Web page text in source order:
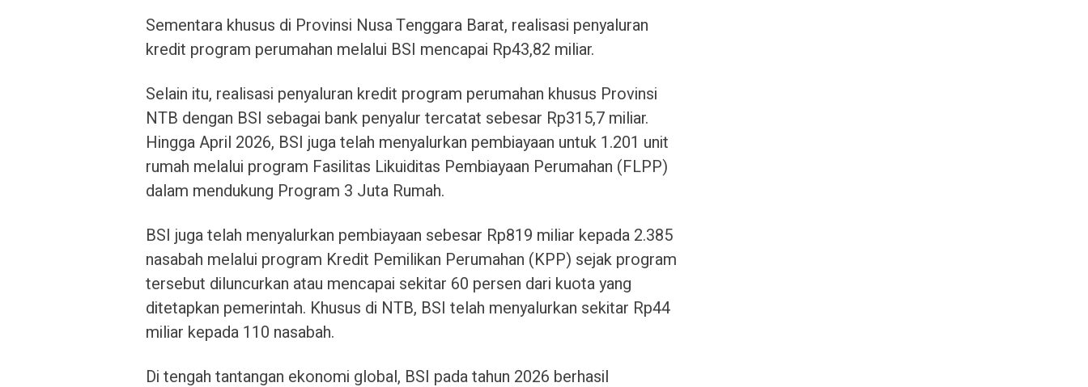
Sementara khusus di Provinsi Nusa Tenggara Barat, realisasi penyaluran
kredit program perumahan melalui BSI mencapai Rp43,82 miliar.
Selain itu, realisasi penyaluran kredit program perumahan khusus Provinsi
NTB dengan BSI sebagai bank penyalur tercatat sebesar Rp315,7 miliar.
Hingga April 2026, BSI juga telah menyalurkan pembiayaan untuk 1.201 unit
rumah melalui program Fasilitas Likuiditas Pembiayaan Perumahan (FLPP)
dalam mendukung Program 3 Juta Rumah.
BSI juga telah menyalurkan pembiayaan sebesar Rp819 miliar kepada 2.385
nasabah melalui program Kredit Pemilikan Perumahan (KPP) sejak program
tersebut diluncurkan atau mencapai sekitar 60 persen dari kuota yang
ditetapkan pemerintah. Khusus di NTB, BSI telah menyalurkan sekitar Rp44
miliar kepada 110 nasabah.
Di tengah tantangan ekonomi global, BSI pada tahun 2026 berhasil